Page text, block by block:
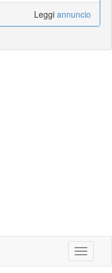
Leggi annuncio
Toggle